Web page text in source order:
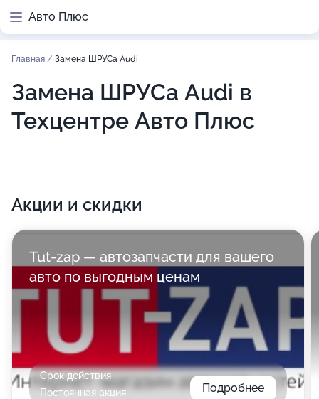
Авто Плюс
Главная / Замена ШРУСа Audi
Замена ШРУСа Audi в
Техцентре Авто Плюс
Акции и скидки
Tut-zap — автозапчасти для вашего
авто по выгодным ценам
Срок действия
Постоянная акция
Подробнее